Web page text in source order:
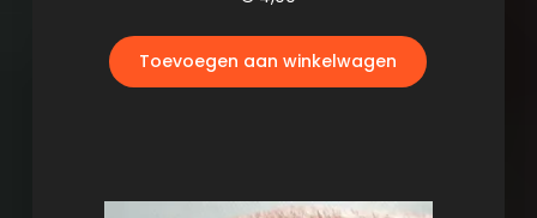
Toevoegen aan winkelwagen